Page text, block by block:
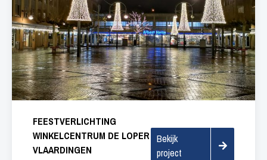
FEESTVERLICHTING
WINKELCENTRUM DE LOPER
VLAARDINGEN
Bekijk
project